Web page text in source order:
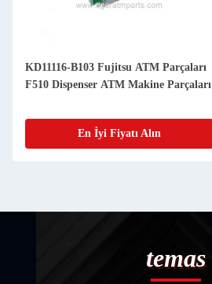
KD11116-B103 Fujitsu ATM Parçaları
F510 Dispenser ATM Makine Parçaları
En İyi Fiyatı Alın
temas